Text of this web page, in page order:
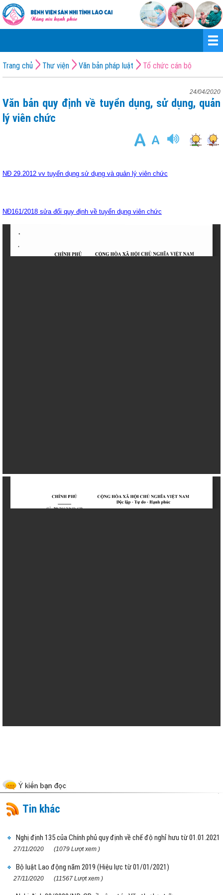
Trang chủ Thư viện Văn bản pháp luật Tổ chức cán bộ
24/04/2020
Văn bản quy định về tuyển dụng, sử dụng, quản
lý viên chức
NĐ 29.2012 vv tuyển dụng sử dụng và quản lý viên chức
NĐ161/2018 sửa đổi quy định về tuyển dụng viên chức
Tin khác
Nghị định 135 của Chính phủ quy định về chế độ nghỉ hưu từ 01.01.2021
27/11/2020 (1079 Lượt xem )
Bộ luật Lao động năm 2019 (Hiệu lực từ 01/01/2021)
27/11/2020 (11567 Lượt xem )